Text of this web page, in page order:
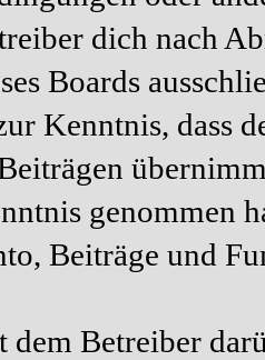
dich nach
Boards
Kenntnis, dass
genommen
Beiträge und
dem Betreiber